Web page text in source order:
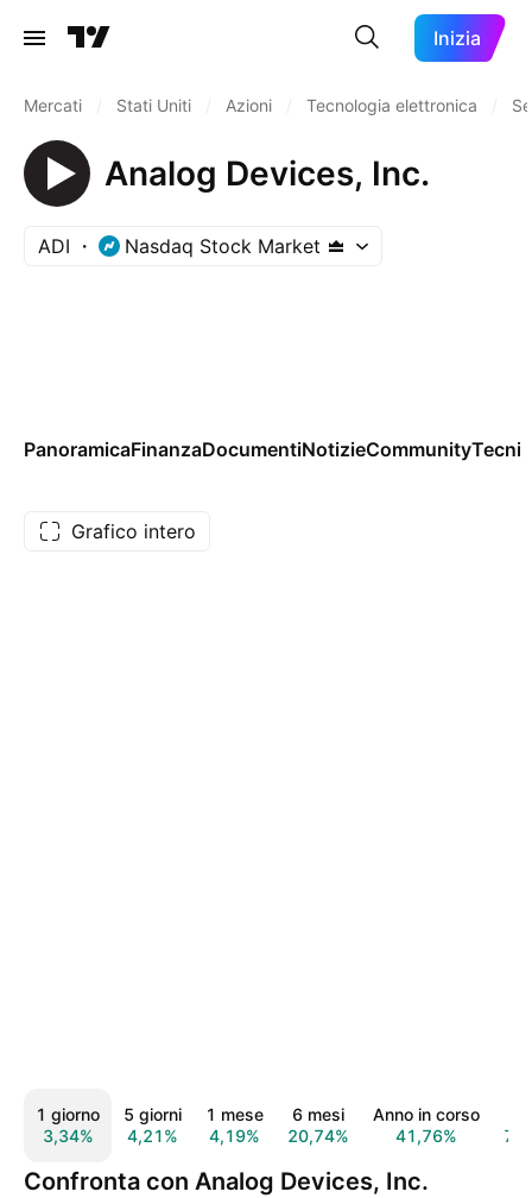
Inizia
Mercati Stati Uniti Azioni Tecnologia elettronica
Analog Devices, Inc.
ADI Nasdaq Stock Market
PanoramicaFinanzaDocumentiNotizieCommunity
Grafico intero
1 giorno
3,34%
5 giorni
4,21%
1 mese
4,19%
6 mesi
20,74%
Anno in corso
41,76%
Confronta con Analog Devices, Inc.